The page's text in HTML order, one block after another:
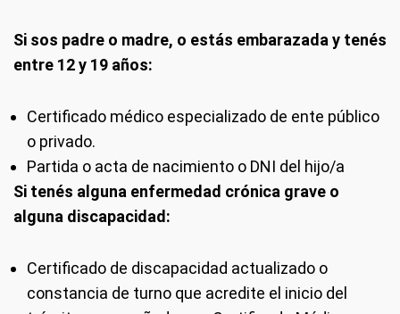
Si sos padre o madre, o estás embarazada y tenés
entre 12 y 19 años:
Certificado médico especializado de ente público
o privado.
Partida o acta de nacimiento o DNI del hijo/a
Si tenés alguna enfermedad crónica grave o
alguna discapacidad:
Certificado de discapacidad actualizado o
constancia de turno que acredite el inicio del